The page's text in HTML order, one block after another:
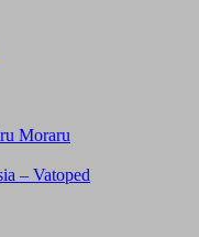
Moraru
– Vatoped